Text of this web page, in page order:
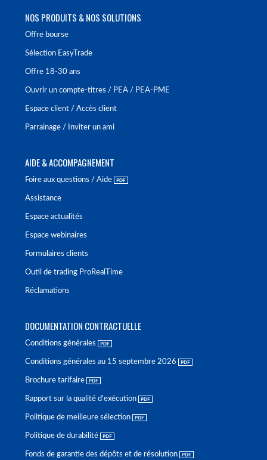
NOS PRODUITS & NOS SOLUTIONS
Offre bourse
Sélection EasyTrade
Offre 18-30 ans
Ouvrir un compte-titres / PEA / PEA-PME
Espace client / Accès client
Parrainage / Inviter un ami
AIDE & ACCOMPAGNEMENT
Foire aux questions / Aide
Assistance
Espace actualités
Espace webinaires
Formulaires clients
Outil de trading ProRealTime
Réclamations
DOCUMENTATION CONTRACTUELLE
Conditions générales
Conditions générales au 15 septembre 2026
Brochure tarifaire
Rapport sur la qualité d'exécution
Politique de meilleure sélection
Politique de durabilité
Fonds de garantie des dépôts et de résolution